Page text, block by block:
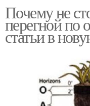
Почему не
перегной по
статьи в